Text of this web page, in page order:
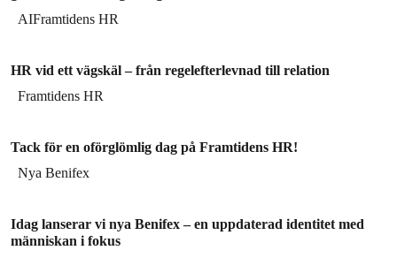
AIFramtidens HR
HR vid ett vägskäl – från regelefterlevnad till relation
Framtidens HR
Tack för en oförglömlig dag på Framtidens HR!
Nya Benifex
Idag lanserar vi nya Benifex – en uppdaterad identitet med
människan i fokus